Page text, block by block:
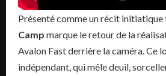
Présenté comme un récit initiatique
Camp marque le retour de la
Avalon Fast derrière la caméra. Ce
indépendant, qui mêle deuil,